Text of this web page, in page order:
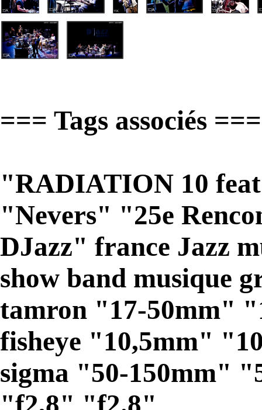
=== Tags associés ===
"RADIATION 10
"Nevers" "25e
DJazz" france Jazz
show band musique
tamron "17-50mm"
fisheye "10,5mm"
sigma "50-150mm"